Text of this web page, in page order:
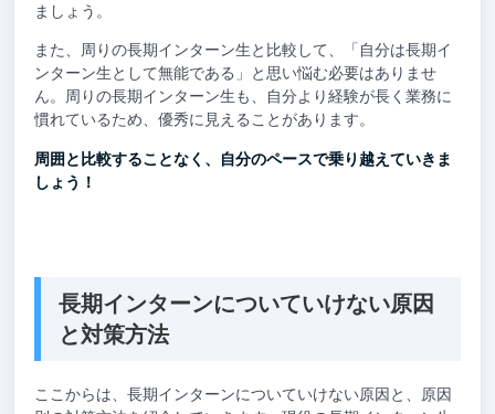
ましょう。
また、周りの長期インターン生と比較して、「自分は長期イ
ンターン生として無能である」と思い悩む必要はありませ
ん。周りの長期インターン生も、自分より経験が長く業務に
慣れているため、優秀に見えることがあります。
周囲と比較することなく、自分のペースで乗り越えていきま
しょう！
長期インターンについていけない原因
と対策方法
ここからは、長期インターンについていけない原因と、原因